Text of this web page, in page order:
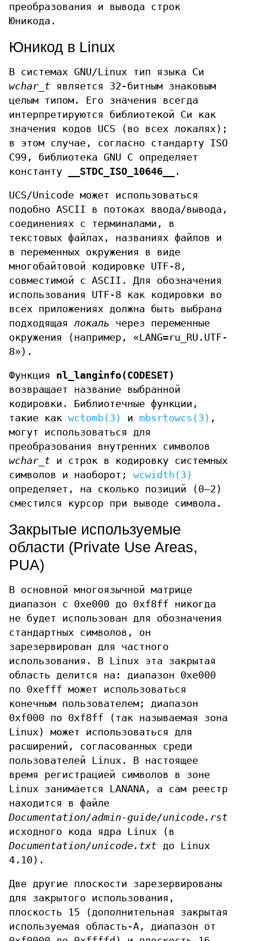
преобразования и вывода строк
Юникода.
Юникод в Linux
В системах GNU/Linux тип языка Cи
wchar_t является 32-битным знаковым
целым типом. Его значения всегда
интерпретируются библиотекой Си как
значения кодов UCS (во всех локалях);
в этом случае, согласно стандарту ISO
C99, библиотека GNU C определяет
константу
__STDC_ISO_10646__ .
UCS/Unicode может использоваться
подобно ASCII в потоках ввода/вывода,
соединениях с терминалами, в
текстовых файлах, названиях файлов и
в переменных окружения в виде
многобайтовой кодировке UTF-8,
совместимой с ASCII. Для обозначения
использования UTF-8 как кодировки во
всех приложениях должна быть выбрана
подходящаялокаль через переменные
окружения (например, «LANG=ru_RU.UTF-
8»).
Функция nl_langinfo(CODESET)
возвращает название выбранной
кодировки. Библиотечные функции,
такие как wctomb(3) и mbsrtowcs(3) ,
могут использоваться для
преобразования внутренних символов
wchar_t и строк в кодировку системных
символов и наоборот; wcwidth(3)
определяет, на сколько позиций (0–2)
сместился курсор при выводе символа.
Закрытые используемые
области (Private Use Areas,
PUA)
В основной многоязычной матрице
диапазон с 0xe000 до 0xf8ff никогда
не будет использован для обозначения
стандартных символов, он
зарезервирован для частного
использования. В Linux эта закрытая
область делится на: диапазон 0xe000
по 0xefff может использоваться
конечным пользователем; диапазон
0xf000 по 0xf8ff (так называемая зона
Linux) может использоваться для
расширений, согласованных среди
пользователей Linux. В настоящее
время регистрацией символов в зоне
Linux занимается LANANA, а сам реестр
находится в файле
Documentation/admin-guide/unicode.rst
исходного кода ядра Linux (в
Documentation/unicode.txt до Linux
4.10).
Две другие плоскости зарезервированы
для закрытого использования,
плоскость 15 (дополнительная закрытая
используемая область-A, диапазон от